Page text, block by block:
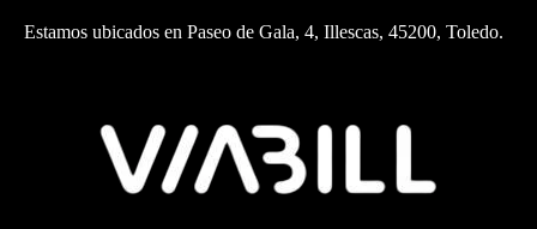
Estamos ubicados en Paseo de Gala, 4, Illescas, 45200, Toledo.